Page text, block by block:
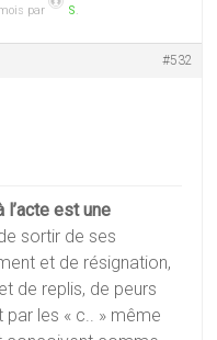
par S.
#532
l’acte est une
sortir de ses
et de résignation,
de replis, de peurs
par les « c.. » même